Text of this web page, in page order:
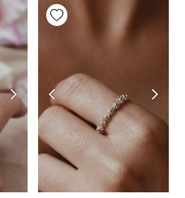
Add wishlist